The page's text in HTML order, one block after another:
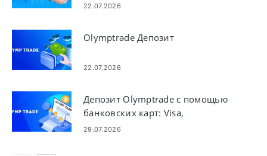
22.07.2026
Olymptrade Депозит
22.07.2026
Депозит Olymptrade с помощью
банковских карт: Visa,
Mastercard, JCB, Discover
29.07.2026